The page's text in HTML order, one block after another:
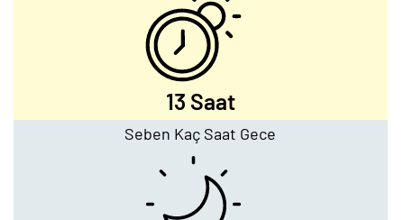
13 Saat
Seben Kaç Saat Gece